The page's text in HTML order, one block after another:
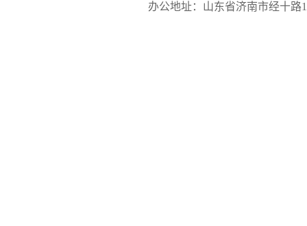
办公地址：山东省济南市经十路